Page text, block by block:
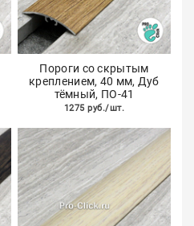
Пороги со скрытым
креплением, 40 мм, Дуб
тёмный, ПО-41
1275 руб./шт.